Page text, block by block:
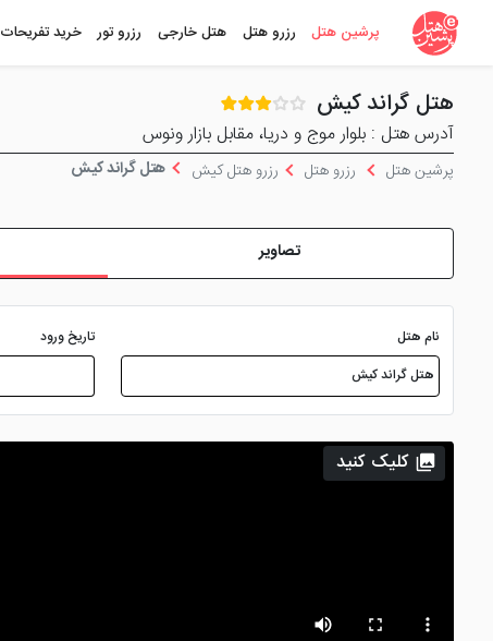
پرشین هتل رزرو هتل هتل خارجی رزرو تور خرید تفریحات
هتل گراند کیش
آدرس هتل : بلوار موج و دریا، مقابل بازار ونوس
پرشین هتل رزرو هتل رزرو هتل کیش هتل گراند کیش
تصاویر
نام هتل تاریخ ورود
کلیک کنید